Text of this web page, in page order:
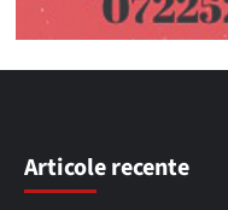
Articole recente